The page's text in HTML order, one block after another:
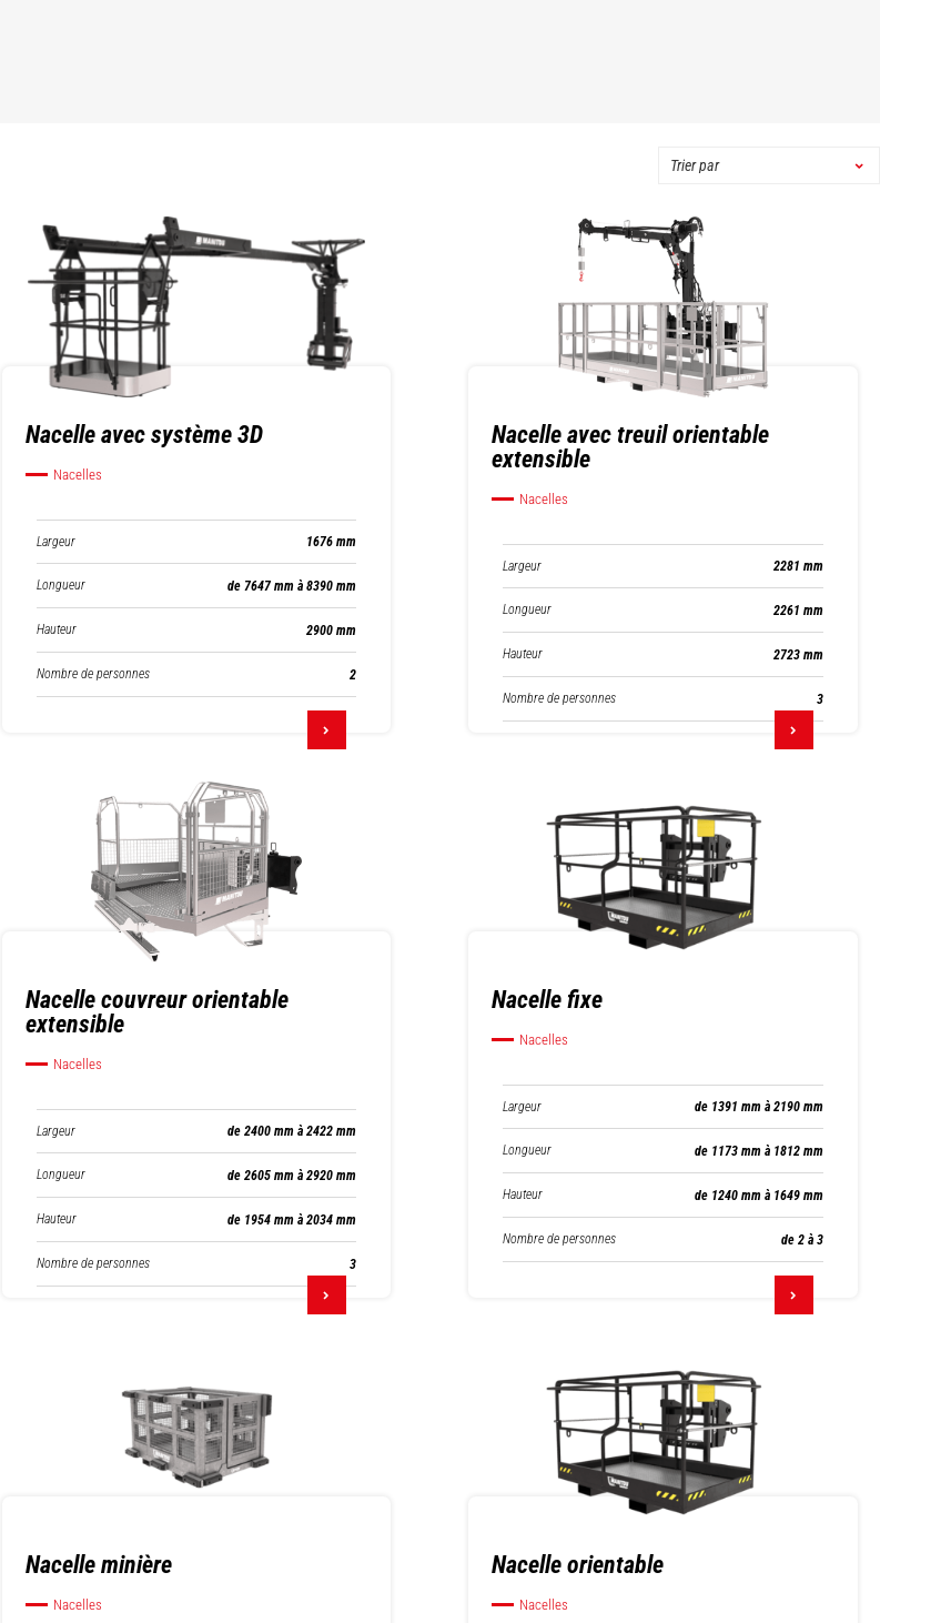
Nacelle avec système 3D
Nacelles
Largeur 1676 mm
Longueur de 7647 mm à 8390 mm
Hauteur 2900 mm
Nombre de personnes 2
Nacelle avec treuil orientable
extensible
Nacelles
Largeur 2281 mm
Longueur 2261 mm
Hauteur 2723 mm
Nombre de personnes 3
Nacelle couvreur orientable
extensible
Nacelles
Largeur de 2400 mm à 2422 mm
Longueur de 2605 mm à 2920 mm
Hauteur de 1954 mm à 2034 mm
Nombre de personnes 3
Nacelle fixe
Nacelles
Largeur de 1391 mm à 2190 mm
Longueur de 1173 mm à 1812 mm
Hauteur de 1240 mm à 1649 mm
Nombre de personnes de 2 à 3
Nacelle minière
Nacelles
Nacelle orientable
Nacelles